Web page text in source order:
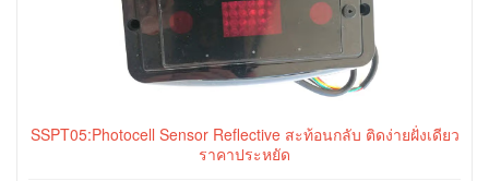
SSPT05:Photocell Sensor Reflective สะท้อนกลับ ติดง่ายฝั่งเดียว
ราคาประหยัด